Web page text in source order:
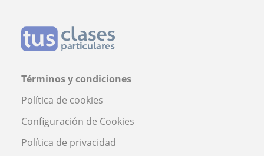
Términos y condiciones
Política de cookies
Configuración de Cookies
Política de privacidad